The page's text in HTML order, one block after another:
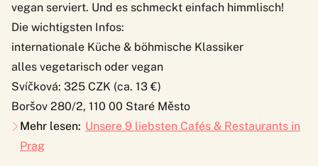
vegan serviert. Und es schmeckt einfach himmlisch!
Die wichtigsten Infos:
internationale Küche & böhmische Klassiker
alles vegetarisch oder vegan
Svíčková: 325 CZK (ca. 13 €)
Boršov 280/2, 110 00 Staré Město
Mehr lesen: Unsere 9 liebsten Cafés & Restaurants in
Prag